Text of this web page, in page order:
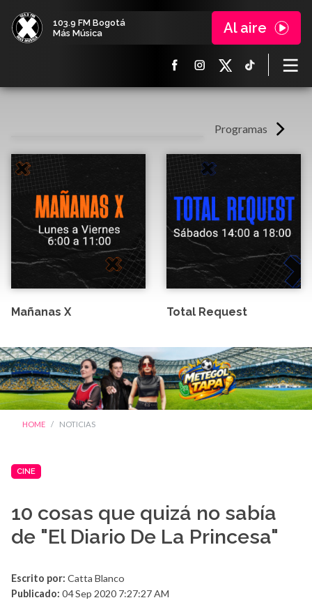
103.9 FM Bogotá
Más Música
Al aire
Programas
Mañanas X Total Request
HOME NOTICIAS
CINE
10 cosas que quizá no sabía
de "El Diario De La Princesa"
Escrito por: Catta Blanco
Publicado: 04 Sep 2020 7:27:27 AM